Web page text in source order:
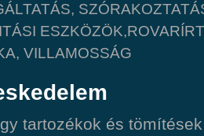
VILLAMOSSÁG
tartozékok és